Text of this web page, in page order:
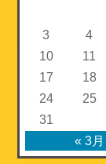
« 3月
3
4
10
11
17
18
24
25
31